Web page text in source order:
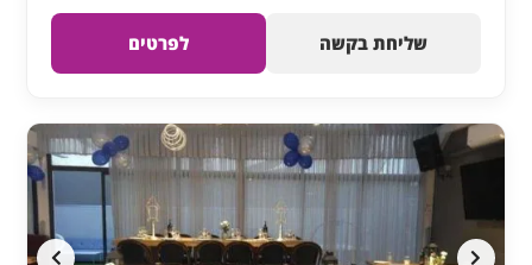
שליחת בקשה לפרטים